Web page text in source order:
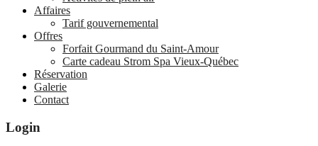
Affaires
Tarif gouvernemental
Offres
Forfait Gourmand du Saint-Amour
Carte cadeau Strom Spa Vieux-Québec
Réservation
Galerie
Contact
Login